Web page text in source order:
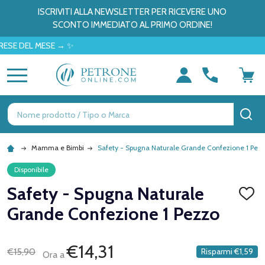
ISCRIVITI ALLA NEWSLETTER PER RICEVERE UNO
SCONTO IMMEDIATO AL PRIMO ORDINE!
MESE → ✨
Ricerca
Mamma e Bimbi Safety - Spugna Naturale Grande Confezione 1
Disponibile
Safety - Spugna Naturale
Grande Confezione 1 Pezzo
€15,90
Ora a€14,31 Risparmi €1,59